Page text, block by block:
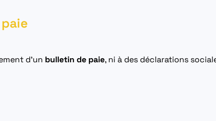
d’un bulletin de paie, ni à des déclarations